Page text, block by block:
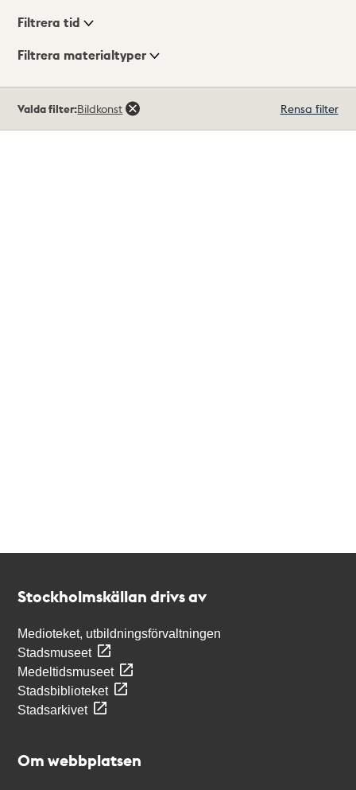
Visningsläge
Filtrera tid
Filtrera materialtyper
träffar
Valda filter:Bildkonst Rensa filter
Stockholmskällan drivs av
Medioteket, utbildningsförvaltningen
Stadsmuseet
Medeltidsmuseet
Stadsbiblioteket
Stadsarkivet
Om webbplatsen